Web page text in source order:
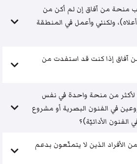
منحة من آفاق إن لم أكن من
ولكنني وأعمل في المنطقة
آفاق إذا كنت قد استفدت من
من منحة واحدة في نفس
في الفنون البصرية أو مشروع
الفنون الأدائيّة)؟
الأفراد الذين لا يتمتّعون بدعم